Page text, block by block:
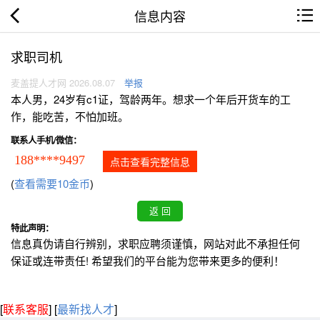
信息内容
求职司机
麦盖提人才网 2026.08.07 举报
本人男，24岁有c1证，驾龄两年。想求一个年后开货车的工
作，能吃苦，不怕加班。
联系人手机/微信：
188****9497 点击查看完整信息
(查看需要10金币)
特此声明：
信息真伪请自行辨别，求职应聘须谨慎，网站对此不承担任何
保证或连带责任! 希望我们的平台能为您带来更多的便利！
[联系客服] [最新找人才]